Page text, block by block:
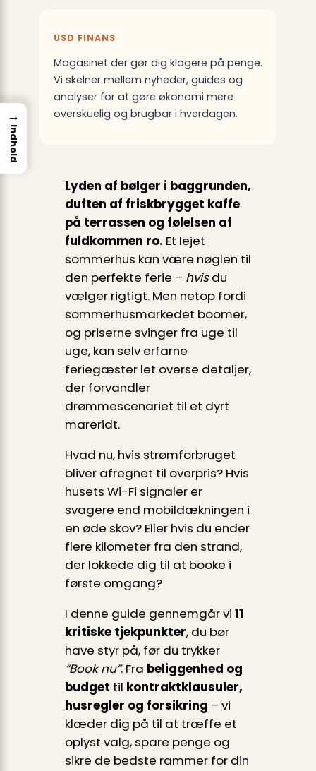
USD FINANS
Magasinet der gør dig klogere på penge.
Vi skelner mellem nyheder, guides og
analyser for at gøre økonomi mere
overskuelig og brugbar i hverdagen.
Lyden af bølger i baggrunden,
duften af friskbrygget kaffe
på terrassen og følelsen af
fuldkommen ro. Et lejet
sommerhus kan være nøglen til
den perfekte ferie – hvisdu
vælger rigtigt. Men netop fordi
sommerhusmarkedet boomer,
og priserne svinger fra uge til
uge, kan selv erfarne
feriegæster let overse detaljer,
der forvandler
drømmescenariet til et dyrt
mareridt.
Hvad nu, hvis strømforbruget
bliver afregnet til overpris? Hvis
husets Wi-Fi signaler er
svagere end mobildækningen i
en øde skov? Eller hvis du ender
flere kilometer fra den strand,
der lokkede dig til at booke i
første omgang?
I denne guide gennemgår vi 11
kritiske tjekpunkter, du bør
have styr på, før du trykker
“Book nu”. Fra beliggenhed og
budget til kontraktklausuler,
husregler og forsikring – vi
klæder dig på til at træffe et
oplyst valg, spare penge og
sikre de bedste rammer for din
→
Indhold